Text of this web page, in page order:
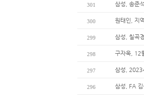
301 삼성, 송준
300 원태인, 지
299 삼성, 칠곡
298 구자욱, 12
297 삼성, 2023
296 삼성, FA 김